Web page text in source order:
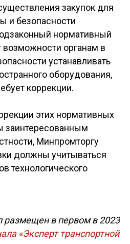
закупок для
и безопасности
нормативный
возможности органам в
устанавливать
оборудования,
коррекции.
этих нормативных
заинтересованным
Минпромторгу
должны учитываться
технологического
в первом в 2023
«Эксперт транспортной